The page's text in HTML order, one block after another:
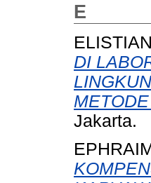
E
DI
Jakarta.